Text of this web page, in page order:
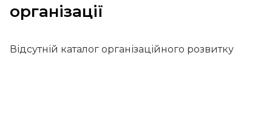
організації
Відсутній каталог організаційного розвитку